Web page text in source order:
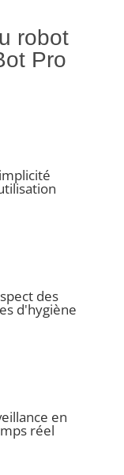
robot
Pro
des
d'hygiène
en
réel